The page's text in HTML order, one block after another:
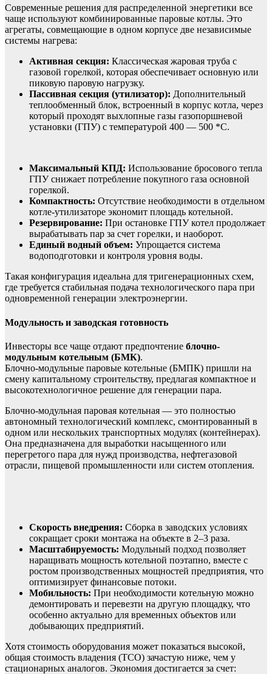
Современные решения для распределенной энергетики все
чаще используют комбинированные паровые котлы. Это
агрегаты, совмещающие в одном корпусе две независимые
системы нагрева:
Активная секция: Классическая жаровая труба с
газовой горелкой, которая обеспечивает основную или
пиковую паровую нагрузку.
Пассивная секция (утилизатор): Дополнительный
теплообменный блок, встроенный в корпус котла, через
который проходят выхлопные газы газопоршневой
установки (ГПУ) с температурой 400 — 500 *C.
Максимальный КПД: Использование бросового тепла
ГПУ снижает потребление покупного газа основной
горелкой.
Компактность: Отсутствие необходимости в отдельном
котле-утилизаторе экономит площадь котельной.
Резервирование: При остановке ГПУ котел продолжает
вырабатывать пар за счет горелки, и наоборот.
Единый водный объем: Упрощается система
водоподготовки и контроля уровня воды.
Такая конфигурация идеальна для тригенерационных схем,
где требуется стабильная подача технологического пара при
одновременной генерации электроэнергии.
Модульность и заводская готовность
Инвесторы все чаще отдают предпочтение блочно-
модульным котельным (БМК).
Блочно-модульные паровые котельные (БМПК) пришли на
смену капитальному строительству, предлагая компактное и
высокотехнологичное решение для генерации пара.
Блочно-модульная паровая котельная — это полностью
автономный технологический комплекс, смонтированный в
одном или нескольких транспортных модулях (контейнерах).
Она предназначена для выработки насыщенного или
перегретого пара для нужд производства, нефтегазовой
отрасли, пищевой промышленности или систем отопления.
Скорость внедрения: Сборка в заводских условиях
сокращает сроки монтажа на объекте в 2–3 раза.
Масштабируемость: Модульный подход позволяет
наращивать мощность котельной поэтапно, вместе с
ростом производственных мощностей предприятия, что
оптимизирует финансовые потоки.
Мобильность: При необходимости котельную можно
демонтировать и перевезти на другую площадку, что
особенно актуально для временных объектов или
добывающих предприятий.
Хотя стоимость оборудования может показаться высокой,
общая стоимость владения (TCO) зачастую ниже, чем у
стационарных аналогов. Экономия достигается за счет: